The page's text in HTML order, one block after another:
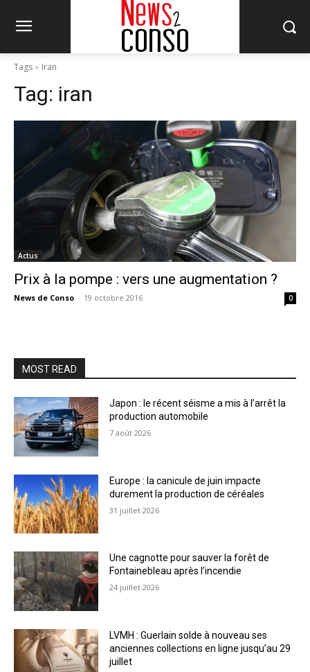
Tags Iran
Tag: iran
Actus
Prix à la pompe : vers une augmentation ?
News de Conso - 19 octobre 2016 0
MOST READ
Japon : le récent séisme a mis à l’arrêt la
production automobile
7 août 2026
Europe : la canicule de juin impacte
durement la production de céréales
31 juillet 2026
Une cagnotte pour sauver la forêt de
Fontainebleau après l’incendie
24 juillet 2026
LVMH : Guerlain solde à nouveau ses
anciennes collections en ligne jusqu’au 29
juillet